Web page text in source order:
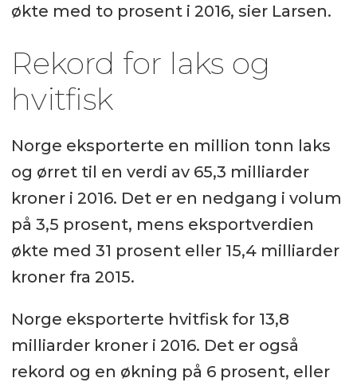
økte med to prosent i 2016, sier Larsen.
Rekord for laks og
hvitfisk
Norge eksporterte en million tonn laks
og ørret til en verdi av 65,3 milliarder
kroner i 2016. Det er en nedgang i volum
på 3,5 prosent, mens eksportverdien
økte med 31 prosent eller 15,4 milliarder
kroner fra 2015.
Norge eksporterte hvitfisk for 13,8
milliarder kroner i 2016. Det er også
rekord og en økning på 6 prosent, eller